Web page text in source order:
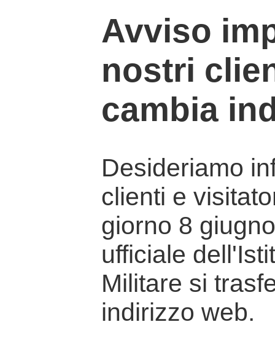
Avviso
nostri
cambia
Desideriamo
clienti e
giorno 8
ufficiale
Militare si
indirizzo web.